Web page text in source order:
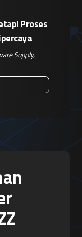
Proses
Supply,